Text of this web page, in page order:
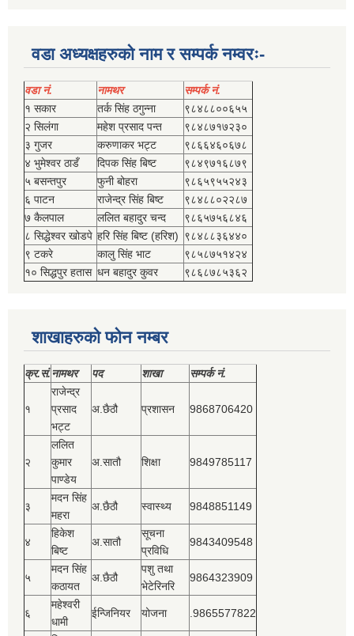
वडा अध्यक्षहरुको नाम र सम्पर्क नम्वरः-
वडा नं. नामथर
सम्पर्क नं.
१ सकार
तर्क सिंह ठगुन्‍ना
९८४८८००६५५
२ सिलंगा
महेश प्रसाद पन्त
९८४८७१७२३०
३ गुजर
करुणाकर भट्ट
९८६६४६०६७८
४ भुमेश्‍वर ठाडँ
दिपक सिंह बिष्‍ट
९८४९७१६८७९
५ बसन्तपुर
फुनी बोहरा
९८६५९५५२४३
६ पाटन
राजेन्द्र सिंह बिष्‍ट
९८४८८०२२८७
७ कैलपाल
ललित बहादुर चन्द
९८६५७५६८४६
८ सिद्धेश्‍वर खोडपे हरि सिंह बिष्‍ट (हरिश) ९८४८८३६४४०
९ टकरे
कालु सिंह भाट
९८५८७५१४२४
१० सिद्धपुर हतास धन बहादुर कुवर ९८६८७८५३६२
शाखाहरुको फोन नम्बर
क्र.सं.नामथर पद शाखा सम्‍पर्क नं.
१
राजेन्द्र
प्रसाद
भट्ट
अ.छैठौ प्रशासन 9868706420
२
ललित
कुमार
पाण्डेय
अ.सातौ शिक्षा 9849785117
३
मदन सिंह
महरा
अ.छैठौ स्वास्थ्य 9848851149
४
हिकेश
बिष्‍ट
अ.सातौ
सूचना
प्रविधि
9843409548
५
मदन सिंह
कठायत
अ.छैठौ
पशु तथा
भेटेरिनरि
9864323909
६
महेश्‍वरी
धामी
ईन्जिनियर योजना .9865577822